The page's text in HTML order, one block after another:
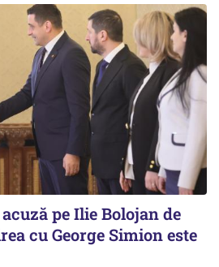
pe Ilie Bolojan de
cu George Simion este